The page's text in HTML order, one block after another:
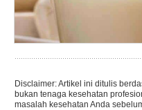
Disclaimer: Artikel ini ditulis
bukan tenaga kesehatan
masalah kesehatan Anda